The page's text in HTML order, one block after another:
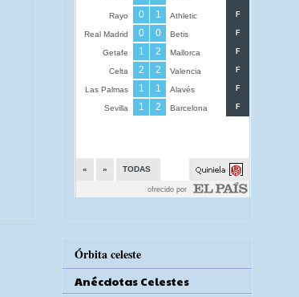
Órbita celeste
Anécdotas Celestes